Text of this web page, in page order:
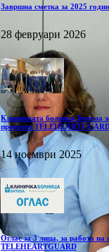
Завршна сметка за 2025
28 февруари 2026
Клиничката болница Битола
проектот
14 ноември 2025
Оглас за 3 лица, за работа на
TELEHEARTGUARD